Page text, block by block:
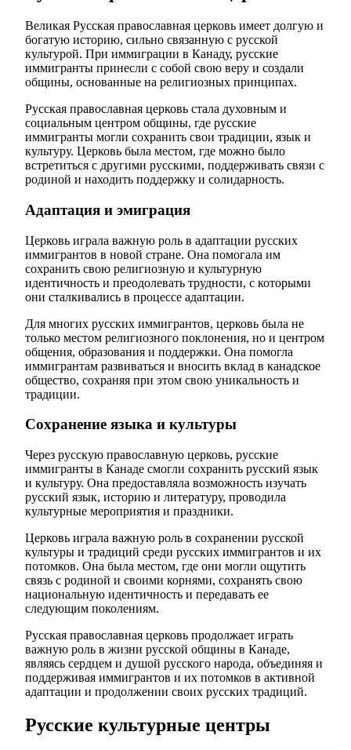
Великая Русская православная церковь имеет долгую и
богатую историю, сильно связанную с русской
культурой. При иммиграции в Канаду, русские
иммигранты принесли с собой свою веру и создали
общины, основанные на религиозных принципах.
Русская православная церковь стала духовным и
социальным центром общины, где русские
иммигранты могли сохранить свои традиции, язык и
культуру. Церковь была местом, где можно было
встретиться с другими русскими, поддерживать связи с
родиной и находить поддержку и солидарность.
Адаптация и эмиграция
Церковь играла важную роль в адаптации русских
иммигрантов в новой стране. Она помогала им
сохранить свою религиозную и культурную
идентичность и преодолевать трудности, с которыми
они сталкивались в процессе адаптации.
Для многих русских иммигрантов, церковь была не
только местом религиозного поклонения, но и центром
общения, образования и поддержки. Она помогла
иммигрантам развиваться и вносить вклад в канадское
общество, сохраняя при этом свою уникальность и
традиции.
Сохранение языка и культуры
Через русскую православную церковь, русские
иммигранты в Канаде смогли сохранить русский язык
и культуру. Она предоставляла возможность изучать
русский язык, историю и литературу, проводила
культурные мероприятия и праздники.
Церковь играла важную роль в сохранении русской
культуры и традиций среди русских иммигрантов и их
потомков. Она была местом, где они могли ощутить
связь с родиной и своими корнями, сохранять свою
национальную идентичность и передавать ее
следующим поколениям.
Русская православная церковь продолжает играть
важную роль в жизни русской общины в Канаде,
являясь сердцем и душой русского народа, объединяя и
поддерживая иммигрантов и их потомков в активной
адаптации и продолжении своих русских традиций.
Русские культурные центры